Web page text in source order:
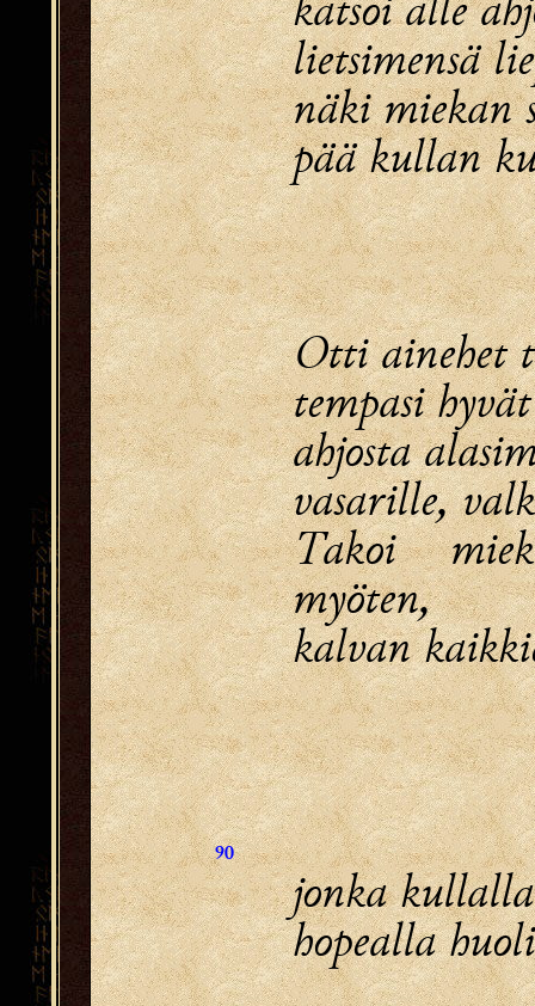
lietsimensä
näki miekan
pää kullan
90
Otti ainehet
tempasi
ahjosta
vasarille,
Takoi
myöten,
kalvan
jonka
hopealla